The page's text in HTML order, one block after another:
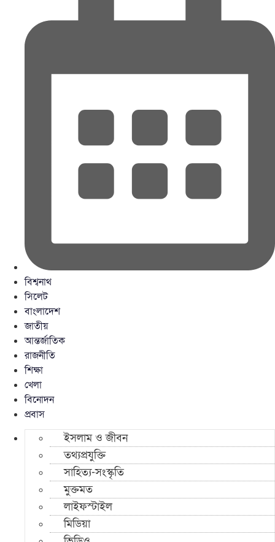
বিশ্বনাথ
সিলেট
বাংলাদেশ
জাতীয়
আন্তর্জাতিক
রাজনীতি
শিক্ষা
খেলা
বিনোদন
প্রবাস
ইসলাম ও জীবন
তথ্যপ্রযুক্তি
সাহিত্য-সংস্কৃতি
মুক্তমত
লাইফস্টাইল
মিডিয়া